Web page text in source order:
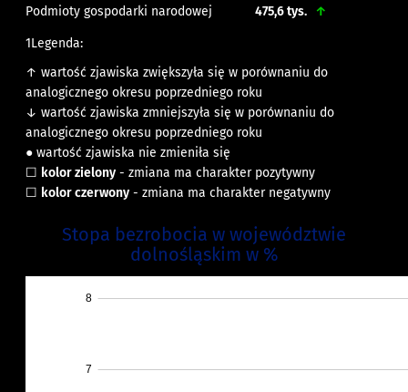
Podmioty gospodarki narodowej
475,6 tys. ↑
1Legenda:
↑ wartość zjawiska zwiększyła się w porównaniu do
analogicznego okresu poprzedniego roku
↓ wartość zjawiska zmniejszyła się w porównaniu do
analogicznego okresu poprzedniego roku
● wartość zjawiska nie zmieniła się
☐ kolor zielony - zmiana ma charakter pozytywny
☐ kolor czerwony - zmiana ma charakter negatywny
Stopa bezrobocia w województwie
dolnośląskim w %